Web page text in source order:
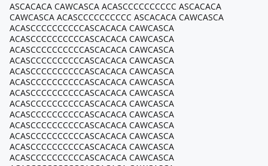
ASCACACA CAWCASCA ACASCCCCCCCCCC ASCACACA
CAWCASCA ACASCCCCCCCCCC ASCACACA CAWCASCA
ACASCCCCCCCCCCASCACACA CAWCASCA
ACASCCCCCCCCCCASCACACA CAWCASCA
ACASCCCCCCCCCCASCACACA CAWCASCA
ACASCCCCCCCCCCASCACACA CAWCASCA
ACASCCCCCCCCCCASCACACA CAWCASCA
ACASCCCCCCCCCCASCACACA CAWCASCA
ACASCCCCCCCCCCASCACACA CAWCASCA
ACASCCCCCCCCCCASCACACA CAWCASCA
ACASCCCCCCCCCCASCACACA CAWCASCA
ACASCCCCCCCCCCASCACACA CAWCASCA
ACASCCCCCCCCCCASCACACA CAWCASCA
ACASCCCCCCCCCCASCACACA CAWCASCA
ACASCCCCCCCCCCASCACACA CAWCASCA